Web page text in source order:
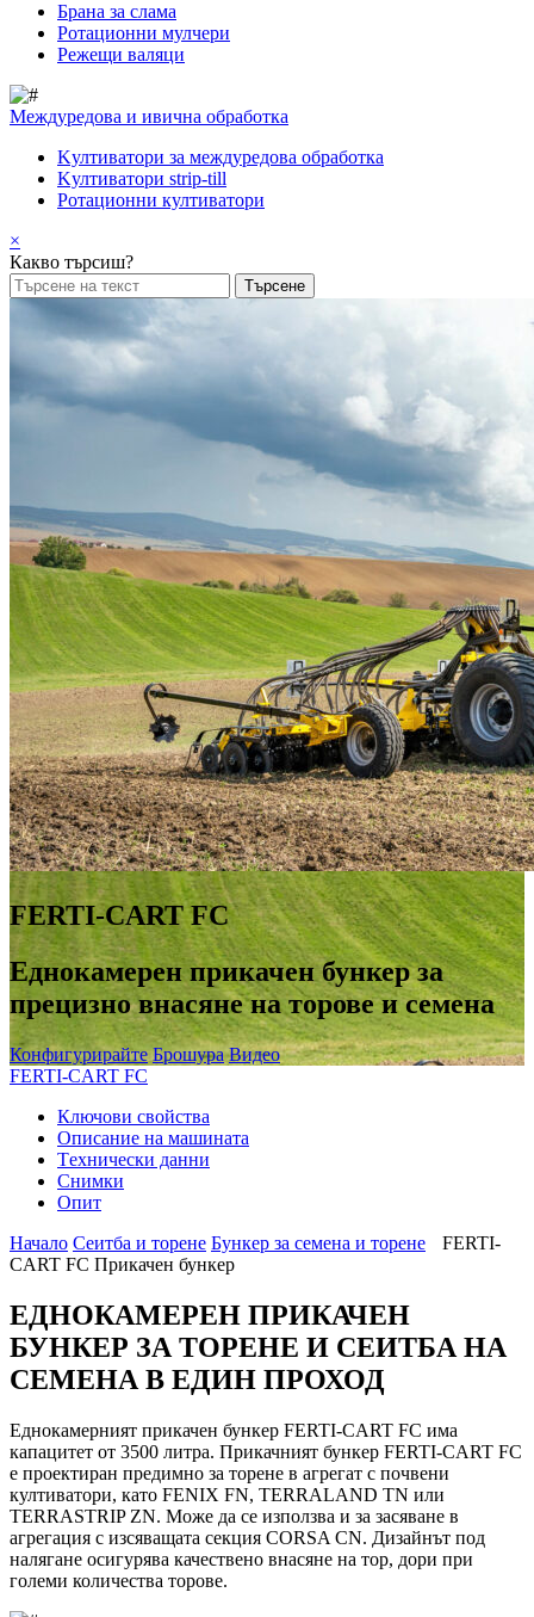
Брана за слама
Pотационни мулчери
Режещи валяци
Междуредова и ивична обработка
Kултиватори за междуредова обработка
Kултиватори strip-till
Ротационни култиватори
×
Какво търсиш?
FERTI-CART FC
Еднокамерен прикачен бункер за
прецизно внасяне на торове и семена
Конфигурирайте Брошура Видео
FERTI-CART FC
Ключови свойства
Описание на машината
Tехнически данни
Снимки
Опит
Начало Сеитба и торене Бункер за семена и торене
FERTI-
CART FC Прикачен бункер
ЕДНОКАМЕРЕН ПРИКАЧЕН
БУНКЕР ЗА ТОРЕНЕ И СЕИТБА НА
СЕМЕНА В ЕДИН ПРОХОД
Еднокамерният прикачен бункер FERTI-CART FC има
капацитет от 3500 литра. Прикачният бункер FERTI-CART FC
е проектиран предимно за торене в агрегат с почвени
култиватори, като FENIX FN, TERRALAND TN или
TERRASTRIP ZN. Може да се използва и за засяване в
агрегация с изсяващата секция CORSA CN. Дизайнът под
налягане осигурява качествено внасяне на тор, дори при
големи количества торове.